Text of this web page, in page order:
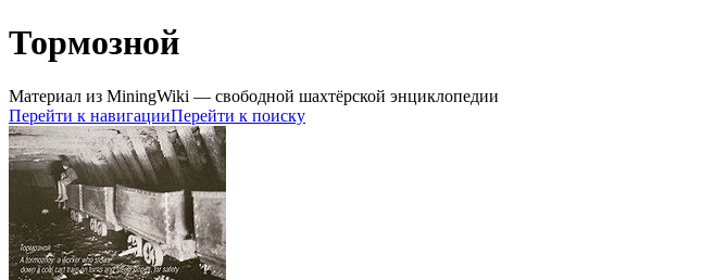
Тормозной
Материал из MiningWiki — свободной шахтёрской энциклопедии
Перейти к навигацииПерейти к поиску